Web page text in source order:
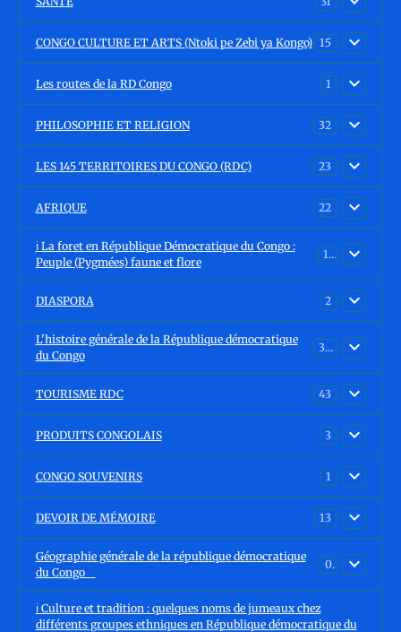
CONGO CULTURE ET ARTS (Ntoki pe Zebi ya Kongo) 15
Les routes de la RD Congo 1
PHILOSOPHIE ET RELIGION 32
LES 145 TERRITOIRES DU CONGO (RDC) 23
AFRIQUE 22
ℹ️ La foret en République Démocratique du Congo :
Peuple (Pygmées) faune et flore
15
DIASPORA 2
L'histoire générale de la République démocratique
du Congo
30
TOURISME RDC 43
PRODUITS CONGOLAIS 3
CONGO SOUVENIRS 1
DEVOIR DE MÉMOIRE 13
Géographie générale de la république démocratique
du Congo
0
ℹ️ Culture et tradition : quelques noms de jumeaux chez
différents groupes ethniques en République démocratique du